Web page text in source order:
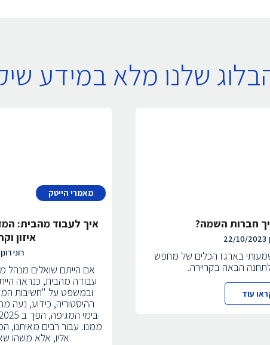
שלנו מלא במידע
חברות השמה?
22/10/2023
בארגז הכלים של מחפש
הבאה בקריירה.
עוד
מאמרי הייטק
איך לעבוד מהבית:
איזון
רוני רונן
עבודה מהבית, כנראה
ובמשפט על "חשיבות
ההיסטוריה, כידוע, נעה
ממנו. עבור רבים מאיתנו,
אליו, אלא משהו